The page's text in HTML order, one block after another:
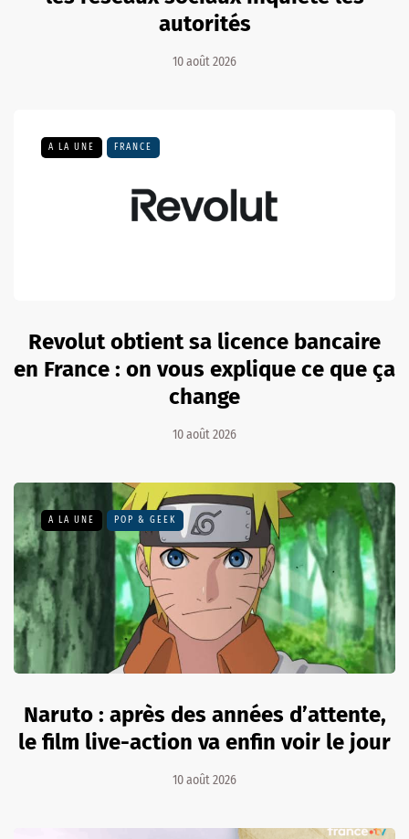
autorités
10 août 2026
A LA UNE FRANCE
Revolut obtient sa licence bancaire
en France : on vous explique ce que ça
change
10 août 2026
A LA UNE POP & GEEK
Naruto : après des années d’attente,
le film live-action va enfin voir le jour
10 août 2026